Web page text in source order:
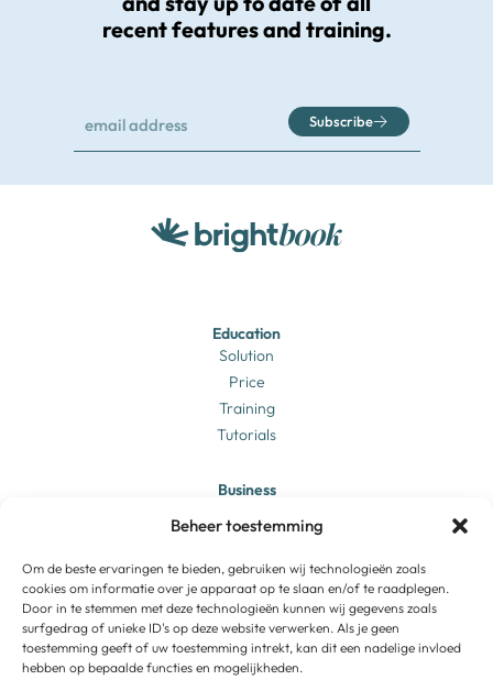
Beheer toestemming
Om de beste ervaringen te bieden, gebruiken wij technologieën zoals
cookies om informatie over je apparaat op te slaan en/of te raadplegen.
Door in te stemmen met deze technologieën kunnen wij gegevens zoals
surfgedrag of unieke ID's op deze website verwerken. Als je geen
toestemming geeft of uw toestemming intrekt, kan dit een nadelige invloed
hebben op bepaalde functies en mogelijkheden.
recent features and training.
Subscribe
Education
Solution
Price
Training
Tutorials
Business
Price
Training
Tutorials
Brightbook
About us